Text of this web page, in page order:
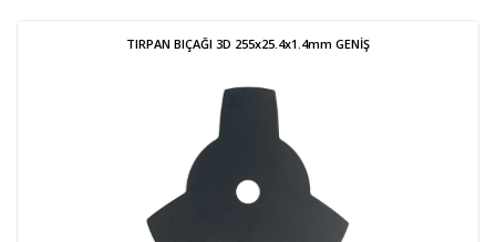
TIRPAN BIÇAĞI 3D 255x25.4x1.4mm GENİŞ